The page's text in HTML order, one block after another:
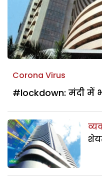
Corona Virus
#lockdown: मंदी में